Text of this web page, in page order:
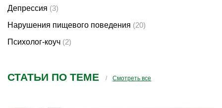
Депрессия (3)
Нарушения пищевого поведения (20)
Психолог-коуч (2)
СТАТЬИ ПО ТЕМЕ Смотреть все